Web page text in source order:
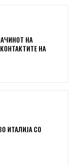
НА
НА
ИТАЛИЈА СО